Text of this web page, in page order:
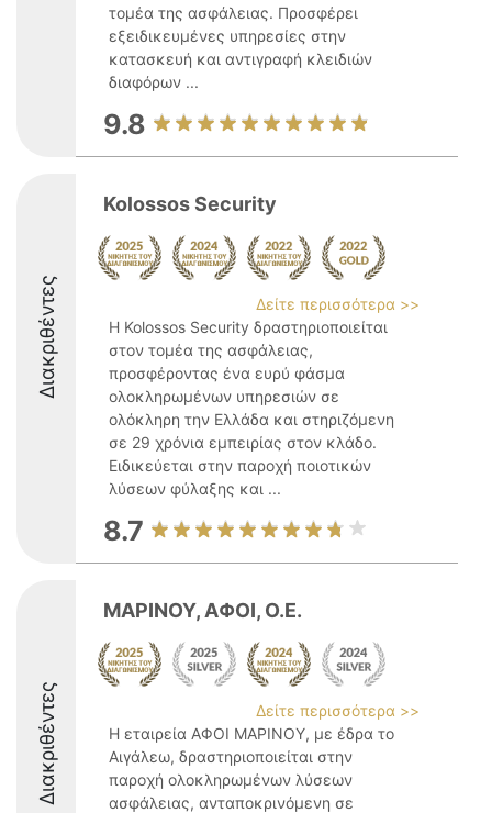
τομέα της ασφάλειας. Προσφέρει
εξειδικευμένες υπηρεσίες στην
κατασκευή και αντιγραφή κλειδιών
διαφόρων ...
9.8
Διακριθέντες
Kolossos Security
Δείτε περισσότερα >>
Η Kolossos Security δραστηριοποιείται
στον τομέα της ασφάλειας,
προσφέροντας ένα ευρύ φάσμα
ολοκληρωμένων υπηρεσιών σε
ολόκληρη την Ελλάδα και στηριζόμενη
σε 29 χρόνια εμπειρίας στον κλάδο.
Ειδικεύεται στην παροχή ποιοτικών
λύσεων φύλαξης και ...
8.7
Διακριθέντες
ΜΑΡΙΝΟΥ, ΑΦΟΙ, Ο.Ε.
Δείτε περισσότερα >>
Η εταιρεία ΑΦΟΙ ΜΑΡΙΝΟΥ, με έδρα το
Αιγάλεω, δραστηριοποιείται στην
παροχή ολοκληρωμένων λύσεων
ασφάλειας, ανταποκρινόμενη σε